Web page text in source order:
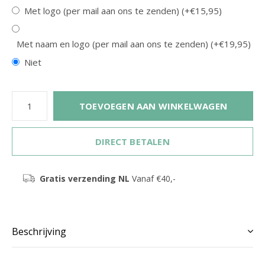
Met logo (per mail aan ons te zenden) (+€15,95)
Met naam en logo (per mail aan ons te zenden) (+€19,95)
Niet
TOEVOEGEN AAN WINKELWAGEN
DIRECT BETALEN
Gratis verzending NL Vanaf €40,-
Beschrijving